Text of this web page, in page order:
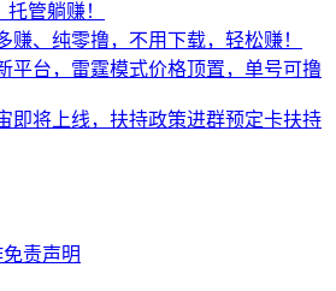
管躺赚！
赚、纯零撸，不用下载，轻松赚！
平台，雷霆模式价格顶置，单号可撸
即将上线，扶持政策进群预定卡扶持
免责声明